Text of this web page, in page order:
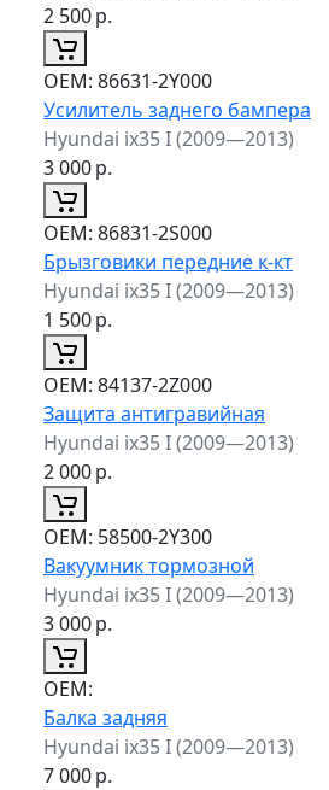
2 500р.
ОЕМ: 86631-2Y000
Усилитель заднего бампера
Hyundai ix35 I (2009—2013)
3 000р.
ОЕМ: 86831-2S000
Брызговики передние к-кт
Hyundai ix35 I (2009—2013)
1 500р.
ОЕМ: 84137-2Z000
Защита антигравийная
Hyundai ix35 I (2009—2013)
2 000р.
ОЕМ: 58500-2Y300
Вакуумник тормозной
Hyundai ix35 I (2009—2013)
3 000р.
ОЕМ:
Балка задняя
Hyundai ix35 I (2009—2013)
7 000р.